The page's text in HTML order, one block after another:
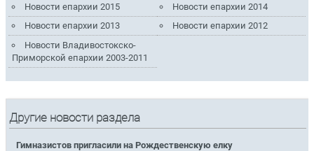
Новости епархии 2015
Новости епархии 2014
Новости епархии 2013
Новости епархии 2012
Новости Владивостокско-
Приморской епархии 2003-2011
Другие новости раздела
Гимназистов пригласили на Рождественскую елку